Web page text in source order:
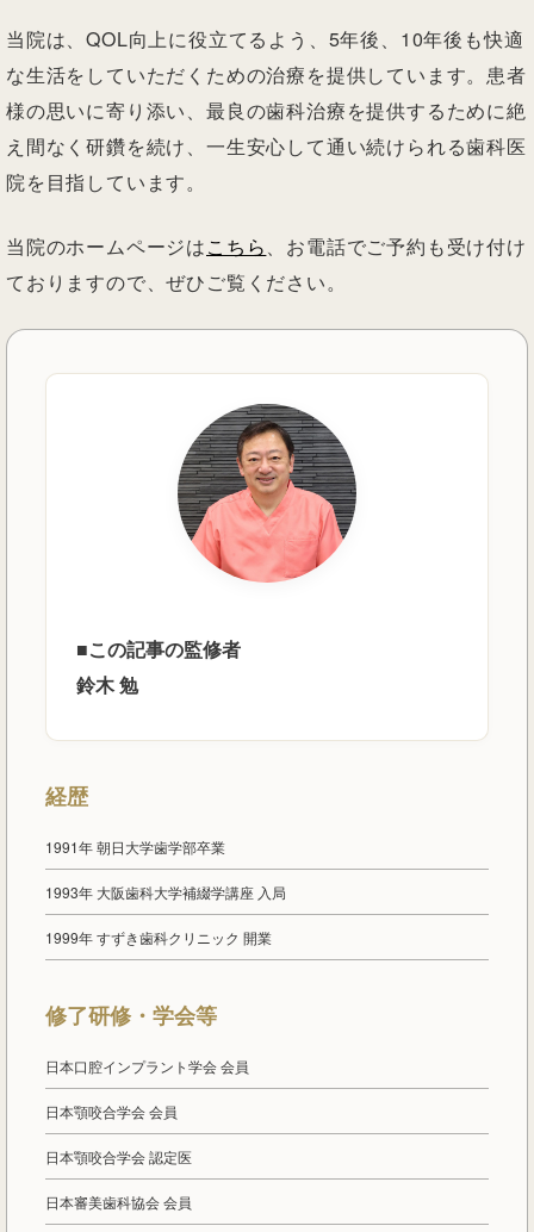
当院は、QOL向上に役立てるよう、5年後、10年後も快適
な生活をしていただくための治療を提供しています。患者
様の思いに寄り添い、最良の歯科治療を提供するために絶
え間なく研鑽を続け、一生安心して通い続けられる歯科医
院を目指しています。
当院のホームページはこちら、お電話でご予約も受け付け
ておりますので、ぜひご覧ください。
■この記事の監修者
鈴木 勉
経歴
1991年 朝日大学歯学部卒業
1993年 大阪歯科大学補綴学講座 入局
1999年 すずき歯科クリニック 開業
修了研修・学会等
日本口腔インプラント学会 会員
日本顎咬合学会 会員
日本顎咬合学会 認定医
日本審美歯科協会 会員